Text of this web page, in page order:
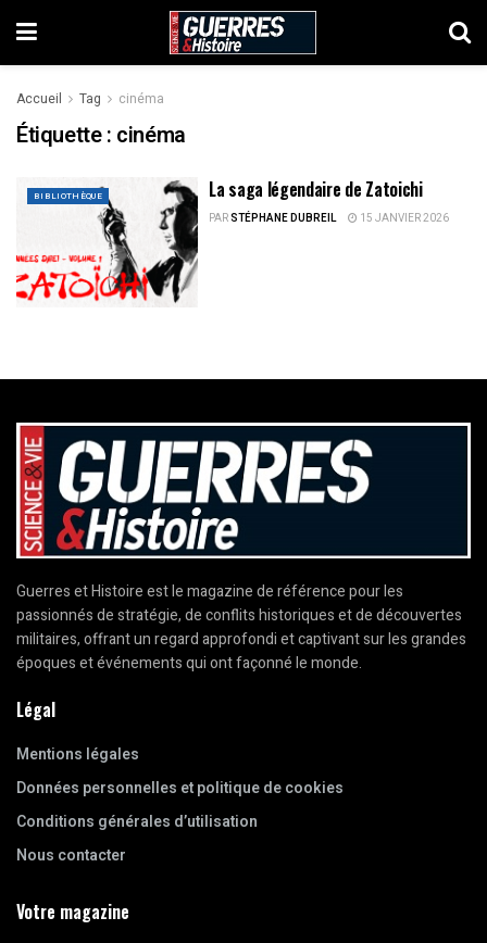
Accueil Tag cinéma
Étiquette : cinéma
BIBLIOTHÈQUE La saga légendaire de Zatoichi
PARSTÉPHANE DUBREIL 15 JANVIER 2026
Guerres et Histoire est le magazine de référence pour les
passionnés de stratégie, de conflits historiques et de découvertes
militaires, offrant un regard approfondi et captivant sur les grandes
époques et événements qui ont façonné le monde.
Légal
Mentions légales
Données personnelles et politique de cookies
Conditions générales d’utilisation
Nous contacter
Votre magazine